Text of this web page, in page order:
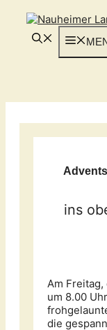
Inhalt
springen
ins
Am
um 8.00
die